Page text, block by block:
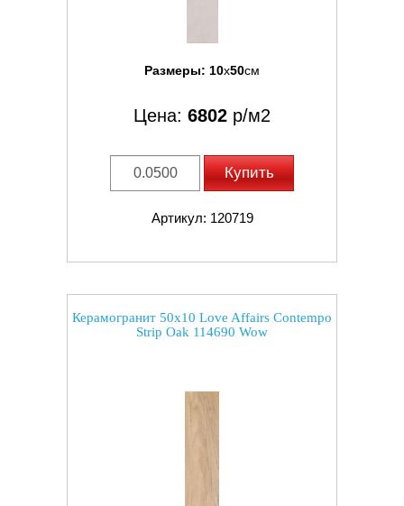
Размеры: 10x50см
Цена: 6802 р/м2
Купить
Артикул: 120719
Керамогранит 50x10 Love Affairs Contempo
Strip Oak 114690 Wow